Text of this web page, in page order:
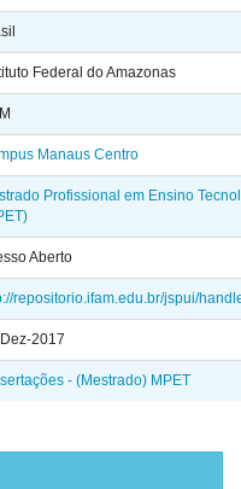
Federal do Amazonas
Manaus Centro
Profissional em Ensino
Aberto
repositorio.ifam.edu.br/jspui/
2017
- (Mestrado) MPET